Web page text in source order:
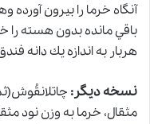
آنگاه خرما را بيرون
باقي مانده بدون هسته
هربار به اندازه يك دانه
نسخه ديگر:
مثقال، خرما به وزن نود